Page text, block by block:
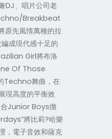
DJ、唱片公司老
Breakbeat
先風情萬種的拉
成現代感十足的
Girl將布洛
Of Those
Techno舞曲，在
現高度的平衡效
合Junior Boys擔
將比莉?哈樂
，電子音效和薩克